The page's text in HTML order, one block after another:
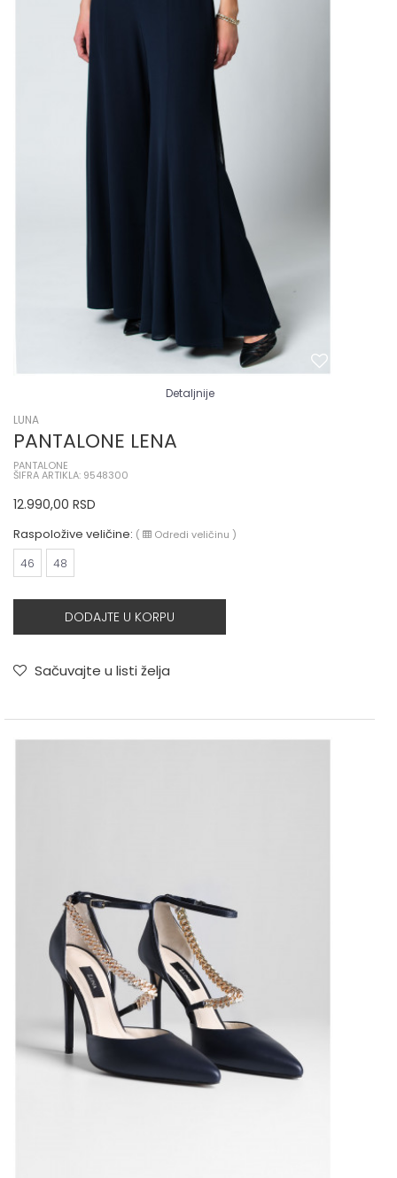
Detaljnije
LUNA
PANTALONE LENA
PANTALONE
ŠIFRA ARTIKLA: 9548300
12.990,00 RSD
Raspoložive veličine: ( Odredi veličinu )
46 48
DODAJTE U KORPU
Sačuvajte u listi želja